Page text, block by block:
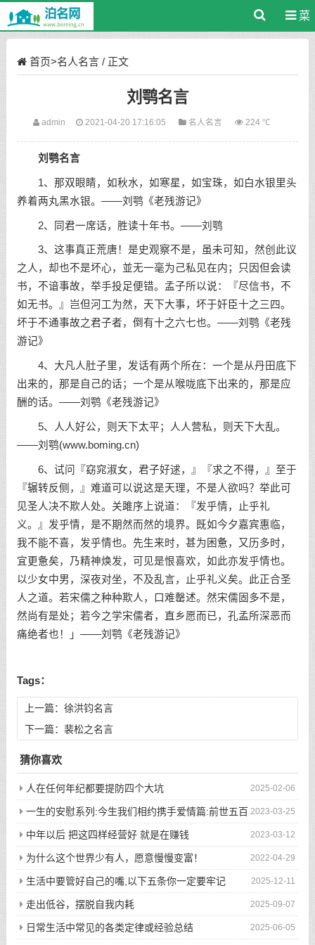
菜
首页>名人名言/ 正文
刘鹗名言
admin 2021-04-20 17:16:05 名人名言 224 ℃
刘鹗名言
1、那双眼睛，如秋水，如寒星，如宝珠，如白水银里头
养着两丸黑水银。——刘鹗《老残游记》
2、同君一席话，胜读十年书。——刘鹗
3、这事真正荒唐！是史观察不是，虽未可知，然创此议
之人，却也不是坏心，並无一毫为己私见在内；只因但会读
书，不谙事故，举手投足便错。孟子所以说：『尽信书，不
如无书。』岂但河工为然，天下大事，坏于奸臣十之三四。
坏于不通事故之君子者，倒有十之六七也。——刘鹗《老残
游记》
4、大凡人肚子里，发话有两个所在：一个是从丹田底下
出来的，那是自己的话；一个是从喉咙底下出来的，那是应
酬的话。——刘鹗《老残游记》
5、人人好公，则天下太平；人人营私，则天下大乱。
——刘鹗(www.boming.cn)
6、试问『窈窕淑女，君子好逑，』『求之不得，』至于
『辗转反侧，』难道可以说这是天理，不是人欲吗？举此可
见圣人决不欺人处。关雎序上说道：『发乎情，止乎礼
义。』发乎情，是不期然而然的境界。既如今夕嘉宾惠临，
我不能不喜，发乎情也。先生来时，甚为困惫，又历多时，
宜更惫矣，乃精神焕发，可见是恨喜欢，如此亦发乎情也。
以少女中男，深夜对坐，不及乱言，止乎礼义矣。此正合圣
人之道。若宋儒之种种欺人，口难罄述。然宋儒固多不是，
然尚有是处；若今之学宋儒者，直乡愿而已，孔孟所深恶而
痛绝者也！」——刘鹗《老残游记》
Tags：
上一篇： 徐洪钧名言
下一篇： 裴松之名言
猜你喜欢
2025-02-06
人在任何年纪都要提防四个大坑
2023-03-25
一生的安慰系列:今生我们相约携手爱情篇:前世五百
次的回眸才换来今生的相遇
2023-03-12
中年以后 把这四样经营好 就是在赚钱
2022-04-29
为什么这个世界少有人，愿意慢慢变富！
2025-12-11
生活中要管好自己的嘴,以下五条你一定要牢记
2025-09-07
走出低谷，摆脱自我内耗
2025-06-05
日常生活中常见的各类定律或经验总结